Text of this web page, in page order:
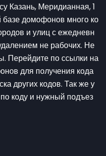
Казань, Меридианная, 1
домофонов много ко
и улиц с ежедневн
не рабочих. Не
Перейдите по ссылки на
для получения кода
других кодов. Так же у
коду и нужный подъез